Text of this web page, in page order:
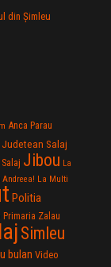
din Şimleu
Anca Parau
Salaj
Jibou La
Andreea! La Multi
Politia
Primaria Zalau
Simleu
bulan Video